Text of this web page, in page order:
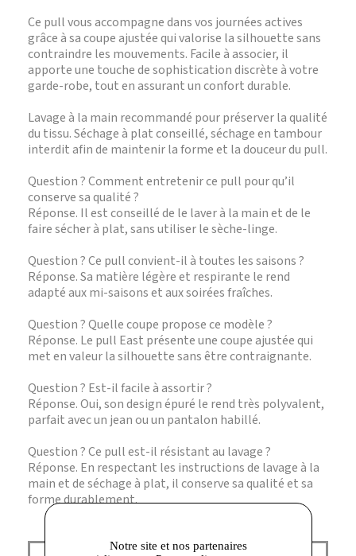
Ce pull vous accompagne dans vos journées actives
grâce à sa coupe ajustée qui valorise la silhouette sans
contraindre les mouvements. Facile à associer, il
apporte une touche de sophistication discrète à votre
garde-robe, tout en assurant un confort durable.
Lavage à la main recommandé pour préserver la qualité
du tissu. Séchage à plat conseillé, séchage en tambour
interdit afin de maintenir la forme et la douceur du pull.
Question ? Comment entretenir ce pull pour qu’il
conserve sa qualité ?
Réponse. Il est conseillé de le laver à la main et de le
faire sécher à plat, sans utiliser le sèche-linge.
Question ? Ce pull convient-il à toutes les saisons ?
Réponse. Sa matière légère et respirante le rend
adapté aux mi-saisons et aux soirées fraîches.
Question ? Quelle coupe propose ce modèle ?
Réponse. Le pull East présente une coupe ajustée qui
met en valeur la silhouette sans être contraignante.
Question ? Est-il facile à assortir ?
Réponse. Oui, son design épuré le rend très polyvalent,
parfait avec un jean ou un pantalon habillé.
Question ? Ce pull est-il résistant au lavage ?
Réponse. En respectant les instructions de lavage à la
main et de séchage à plat, il conserve sa qualité et sa
forme durablement.
Notre site et nos partenaires